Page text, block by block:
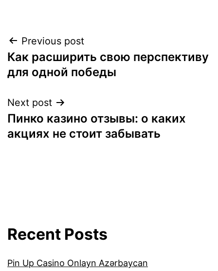
Post
navigation
Previous post
Как расширить свою перспективу
для одной победы
Next post
Пинко казино отзывы: о каких
акциях не стоит забывать
Recent Posts
Pin Up Casino Onlayn Azərbaycan